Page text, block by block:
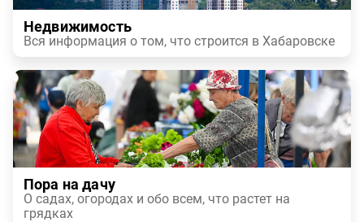
Недвижимость
Вся информация о том, что строится в Хабаровске
Пора на дачу
О садах, огородах и обо всем, что растет на
грядках